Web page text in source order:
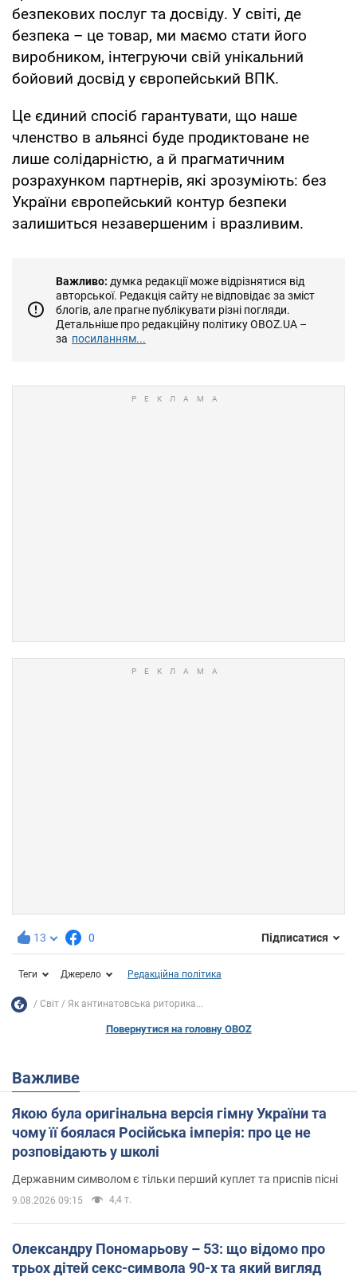
безпекових послуг та досвіду. У світі, де
безпека – це товар, ми маємо стати його
виробником, інтегруючи свій унікальний
бойовий досвід у європейський ВПК.
Це єдиний спосіб гарантувати, що наше
членство в альянсі буде продиктоване не
лише солідарністю, а й прагматичним
розрахунком партнерів, які зрозуміють: без
України європейський контур безпеки
залишиться незавершеним і вразливим.
Важливо: думка редакції може відрізнятися від
авторської. Редакція сайту не відповідає за зміст
блогів, але прагне публікувати різні погляди.
Детальніше про редакційну політику OBOZ.UA –
за посиланням...
13 0 Підписатися
Теги Джерело Редакційна політика
Світ Як антинатовська риторика...
Повернутися на головну OBOZ
Важливе
Якою була оригінальна версія гімну України та
чому її боялася Російська імперія: про це не
розповідають у школі
Державним символом є тільки перший куплет та приспів пісні
9.08.2026 09:15 4,4 т.
Олександру Пономарьову – 53: що відомо про
трьох дітей секс-символа 90-х та який вигляд